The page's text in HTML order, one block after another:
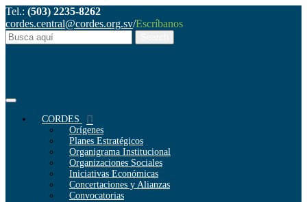
Tel.: (503) 2235-8262
cordes.central@cordes.org.sv/Escríbanos
CORDES
Orígenes
Planes Estratégicos
Organigrama Institucional
Organizaciones Sociales
Iniciativas Económicas
Concertaciones y Alianzas
Convocatorias